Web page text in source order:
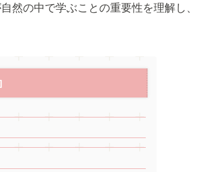
然の中で学ぶことの重要性を理解し、